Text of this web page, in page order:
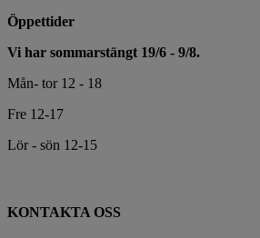
Öppettider
Vi har sommarstängt 19/6 - 9/8.
Mån- tor 12 - 18
Fre 12-17
Lör - sön 12-15
KONTAKTA OSS